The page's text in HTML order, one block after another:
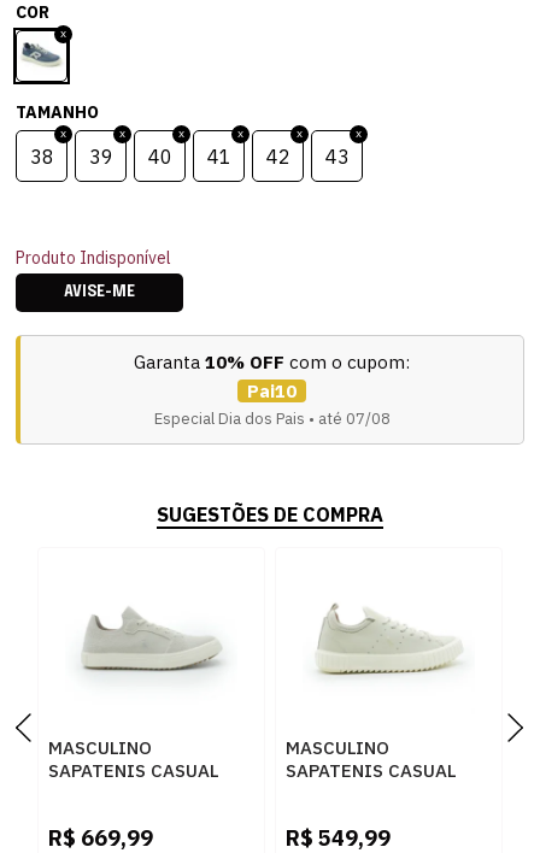
COR
TAMANHO
38 39 40 41 42 43
Produto Indisponível
AVISE-ME
Garanta 10% OFF com o cupom:
Pai10
Especial Dia dos Pais • até 07/08
SUGESTÕES DE COMPRA
MASCULINO
SAPATENIS CASUAL
R$ 669,99
MASCULINO
SAPATENIS CASUAL
R$ 549,99